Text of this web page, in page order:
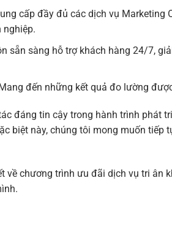
cấp đầy đủ các dịch vụ Marketing
nghiệp.
sẵn sàng hỗ trợ khách hàng 24/7,
đến những kết quả đo lường
đáng tin cậy trong hành trình phát
biệt này, chúng tôi mong muốn tiếp
về chương trình ưu đãi dịch vụ tri ân